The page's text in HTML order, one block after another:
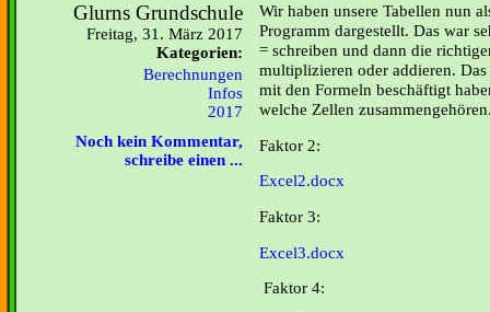
Glurns Grundschule
Freitag, 31. März 2017
Kategorien:
Berechnungen
Infos
2017
Noch kein Kommentar,
schreibe einen ...
Wir haben unsere Tabellen nun
Programm dargestellt. Das war
= schreiben und dann die
multiplizieren oder addieren.
mit den Formeln beschäftigt
welche Zellen
Faktor 2:
Excel2.docx
Faktor 3:
Excel3.docx
Faktor 4: